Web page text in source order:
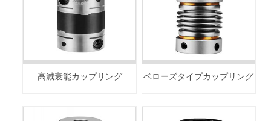
高減衰能カップリング ベローズタイプカップリング